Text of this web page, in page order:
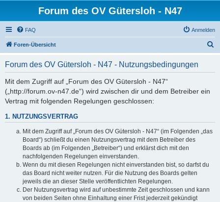
Forum des OV Gütersloh - N47
FAQ Anmelden
Foren-Übersicht
Forum des OV Gütersloh - N47 - Nutzungsbedingungen
Mit dem Zugriff auf „Forum des OV Gütersloh - N47“
(„http://forum.ov-n47.de“) wird zwischen dir und dem Betreiber ein
Vertrag mit folgenden Regelungen geschlossen:
1. NUTZUNGSVERTRAG
Mit dem Zugriff auf „Forum des OV Gütersloh - N47“ (im Folgenden „das
Board“) schließt du einen Nutzungsvertrag mit dem Betreiber des
Boards ab (im Folgenden „Betreiber“) und erklärst dich mit den
nachfolgenden Regelungen einverstanden.
Wenn du mit diesen Regelungen nicht einverstanden bist, so darfst du
das Board nicht weiter nutzen. Für die Nutzung des Boards gelten
jeweils die an dieser Stelle veröffentlichten Regelungen.
Der Nutzungsvertrag wird auf unbestimmte Zeit geschlossen und kann
von beiden Seiten ohne Einhaltung einer Frist jederzeit gekündigt